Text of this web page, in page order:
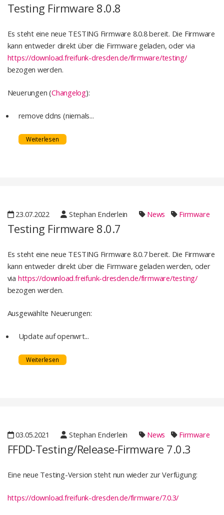
Testing Firmware 8.0.8
Es steht eine neue TESTING Firmware 8.0.8 bereit. Die Firmware
kann entweder direkt über die Firmware geladen, oder via
https://download.freifunk-dresden.de/firmware/testing/
bezogen werden.
Neuerungen (Changelog):
remove ddns (niemals...
Weiterlesen
23.07.2022 Stephan Enderlein News Firmware
Testing Firmware 8.0.7
Es steht eine neue TESTING Firmware 8.0.7 bereit. Die Firmware
kann entweder direkt über die Firmware geladen werden, oder
via https://download.freifunk-dresden.de/firmware/testing/
bezogen werden.
Ausgewählte Neuerungen:
Update auf openwrt...
Weiterlesen
03.05.2021 Stephan Enderlein News Firmware
FFDD-Testing/Release-Firmware 7.0.3
Eine neue Testing-Version steht nun wieder zur Verfügung:
https://download.freifunk-dresden.de/firmware/7.0.3/